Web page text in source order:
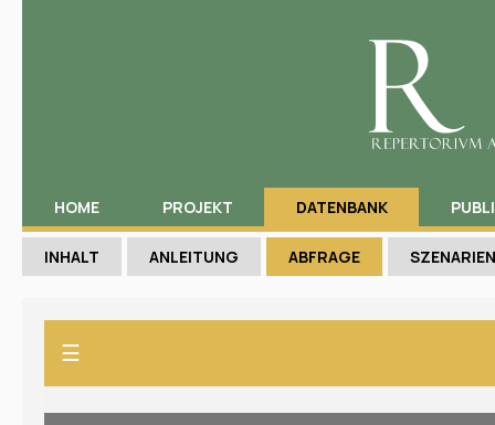
HOME PROJEKT DATENBANK
INHALT ANLEITUNG ABFRAGE SZENARIEN